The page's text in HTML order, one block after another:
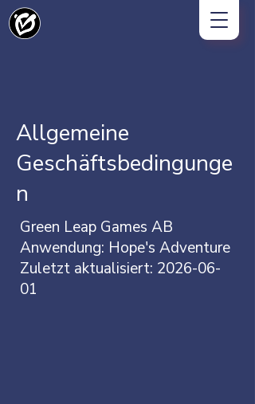
Allgemeine
Geschäftsbedingunge
n
Green Leap Games AB
Anwendung: Hope's Adventure
Zuletzt aktualisiert: 2026-06-
01